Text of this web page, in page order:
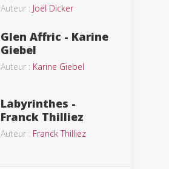
Auteur : Joël Dicker
Glen Affric - Karine
Giebel
Auteur : Karine Giebel
Labyrinthes -
Franck Thilliez
Auteur : Franck Thilliez